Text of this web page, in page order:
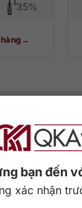
bạn đến
xác nhận
35%
12A, lô TT02,
Nam Từ